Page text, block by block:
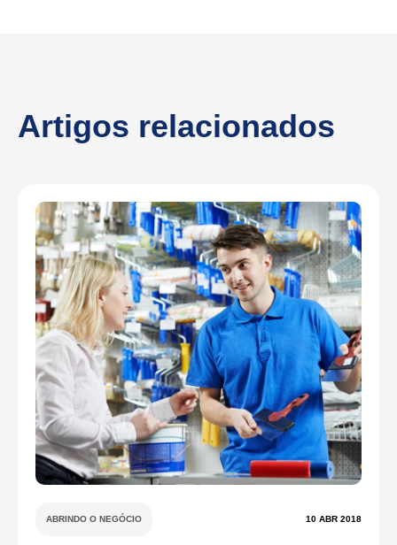
Artigos relacionados
ABRINDO O NEGÓCIO 10 ABR 2018